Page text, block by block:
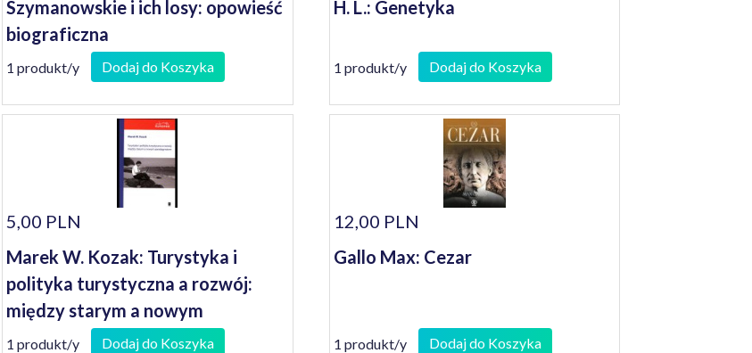
Szymanowskie i ich losy: opowieść
biograficzna
1 produkt/y Dodaj do Koszyka
H. L.: Genetyka
1 produkt/y Dodaj do Koszyka
5,00 PLN
Marek W. Kozak: Turystyka i
polityka turystyczna a rozwój:
między starym a nowym
paradygmatem
1 produkt/y Dodaj do Koszyka
12,00 PLN
Gallo Max: Cezar
1 produkt/y Dodaj do Koszyka